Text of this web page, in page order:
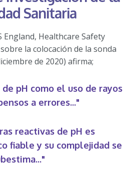
Sanitaria
England, Healthcare Safety
la colocación de la sonda
de 2020) afirma;
pH como el uso de rayos
a errores..."
reactivas de pH es
fiable y su complejidad se